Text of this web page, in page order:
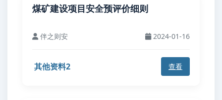
煤矿建设项目安全预评价细则
伴之则安 2024-01-16
其他资料2 查看